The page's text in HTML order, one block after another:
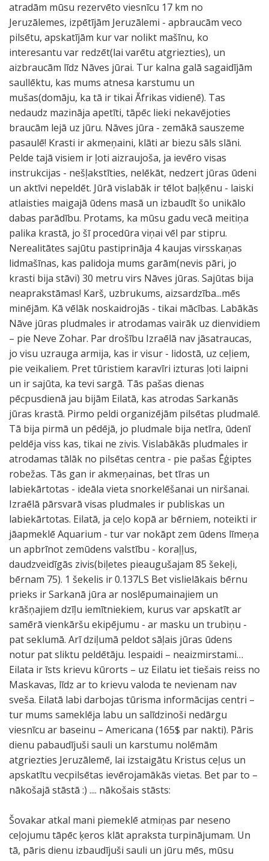
atradām mūsu rezervēto viesnīcu 17 km no
Jeruzālemes, izpētījām Jeruzālemi - apbraucām veco
pilsētu, apskatījām kur var nolikt mašīnu, ko
interesantu var redzēt(lai varētu atgriezties), un
aizbraucām līdz Nāves jūrai. Tur kalna galā sagaidījām
saullēktu, kas mums atnesa karstumu un
mušas(domāju, ka tā ir tikai Āfrikas vidienē). Tas
nedaudz mazināja apetīti, tāpēc lieki nekavējoties
braucām lejā uz jūru. Nāves jūra - zemākā sauszeme
pasaulē! Krasti ir akmeņaini, klāti ar biezu sāls slāni.
Pelde tajā visiem ir ļoti aizraujoša, ja ievēro visas
instrukcijas - nešļakstīties, nelēkāt, nedzert jūras ūdeni
un aktīvi nepeldēt. Jūrā vislabāk ir tēlot baļķēnu - laiski
atlaisties maigajā ūdens masā un izbaudīt šo unikālo
dabas parādību. Protams, ka mūsu gadu vecā meitiņa
palika krastā, jo šī procedūra viņai vēl par stipru.
Nerealitātes sajūtu pastiprināja 4 kaujas virsskaņas
lidmašīnas, kas palidoja mums garām(nevis pāri, jo
krasti bija stāvi) 30 metru virs Nāves jūras. Sajūtas bija
neaprakstāmas! Karš, uzbrukums, aizsardzība...mēs
minējām. Kā vēlāk noskaidrojās - tikai mācības. Labākās
Nāve jūras pludmales ir atrodamas vairāk uz dienvidiem
– pie Neve Zohar. Par drošību Izraēlā nav jāsatraucas,
jo visu uzrauga armija, kas ir visur - lidostā, uz ceļiem,
pie veikaliem. Pret tūristiem karavīri izturas ļoti laipni
un ir sajūta, ka tevi sargā. Tās pašas dienas
pēcpusdienā jau bijām Eilatā, kas atrodas Sarkanās
jūras krastā. Pirmo peldi organizējām pilsētas pludmalē.
Tā bija pirmā un pēdējā, jo pludmale bija netīra, ūdenī
peldēja viss kas, tikai ne zivis. Vislabākās pludmales ir
atrodamas tālāk no pilsētas centra - pie pašas Ēģiptes
robežas. Tās gan ir akmeņainas, bet tīras un
labiekārtotas - ideāla vieta snorkelēšanai un niršanai.
Izraēlā pārsvarā visas pludmales ir publiskas un
labiekārtotas. Eilatā, ja ceļo kopā ar bērniem, noteikti ir
jāapmeklē Aquarium - tur var nokāpt zem ūdens līmeņa
un apbrīnot zemūdens valstību - koraļļus,
daudzveidīgās zivis(biļetes pieaugušajam 85 šekeļi,
bērnam 75). 1 šekelis ir 0.137LS Bet vislielākais bērnu
prieks ir Sarkanā jūra ar noslēpumainajiem un
krāšņajiem dzīļu iemītniekiem, kurus var apskatīt ar
samērā vienkāršu ekipējumu - ar masku un trubiņu -
pat seklumā. Arī dziļumā peldot sāļais jūras ūdens
notur pat sliktu peldētāju. Iespaidi – neaizmirstami…
Eilata ir īsts krievu kūrorts – uz Eilatu iet tiešais reiss no
Maskavas, līdz ar to krievu valoda te nevienam nav
sveša. Eilatā labi darbojas tūrisma informācijas centri –
tur mums sameklēja labu un salīdzinoši nedārgu
viesnīcu ar baseinu – Americana (165$ par nakti). Pāris
dienu pabaudījuši sauli un karstumu nolēmām
atgriezties Jeruzālemē, lai izstaigātu Kristus ceļus un
apskatītu vecpilsētas ievērojamākās vietas. Bet par to –
nākošajā stāstā :) .... nākošais stāsts:
Šovakar atkal mani piemeklē atmiņas par neseno
ceļojumu tāpēc ķeros klāt apraksta turpinājumam. Un
tā, pāris dienu izbaudījuši sauli un jūru mēs, mūsu